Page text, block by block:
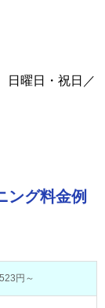
日曜日・祝日／
ング料金例
円～